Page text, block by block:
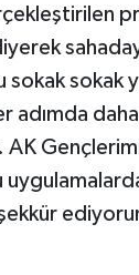
sokak sokak
adımda